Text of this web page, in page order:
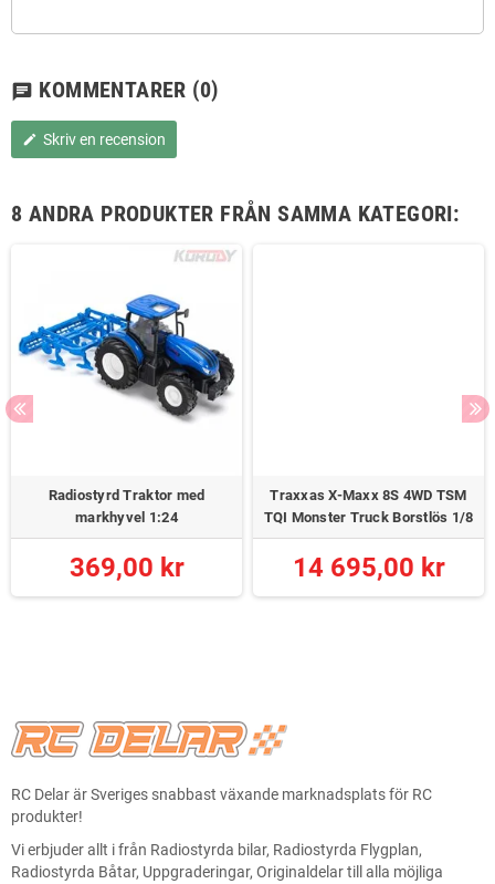
chat KOMMENTARER (0)
edit Skriv en recension
8 ANDRA PRODUKTER FRÅN SAMMA KATEGORI:
Radiostyrd Traktor med
markhyvel 1:24
369,00 kr
Traxxas X-Maxx 8S 4WD TSM
TQI Monster Truck Borstlös 1/8
14 695,00 kr
RC Delar är Sveriges snabbast växande marknadsplats för RC
produkter!
Vi erbjuder allt i från Radiostyrda bilar, Radiostyrda Flygplan,
Radiostyrda Båtar, Uppgraderingar, Originaldelar till alla möjliga